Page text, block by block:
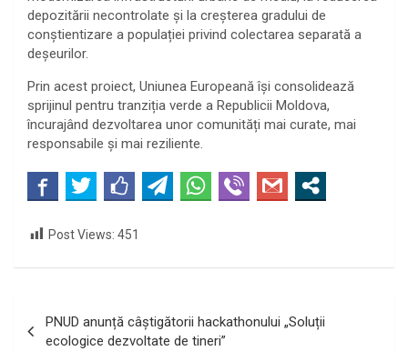
depozitării necontrolate și la creșterea gradului de
conștientizare a populației privind colectarea separată a
deșeurilor.
Prin acest proiect, Uniunea Europeană își consolidează
sprijinul pentru tranziția verde a Republicii Moldova,
încurajând dezvoltarea unor comunități mai curate, mai
responsabile și mai reziliente.
Post Views: 451
în
PNUD anunță câștigătorii hackathonului „Soluții
ecologice dezvoltate de tineri”